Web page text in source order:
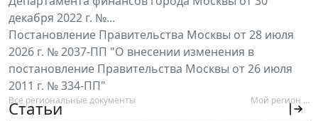
декабря 2022 г. №...
Постановление Правительства Москвы от 28 июля
2026 г. № 2037-ПП "О внесении изменения в
постановление Правительства Москвы от 26 июля
2011 г. № 334-ПП"
Все региональные документы Мой регион ...
Статьи